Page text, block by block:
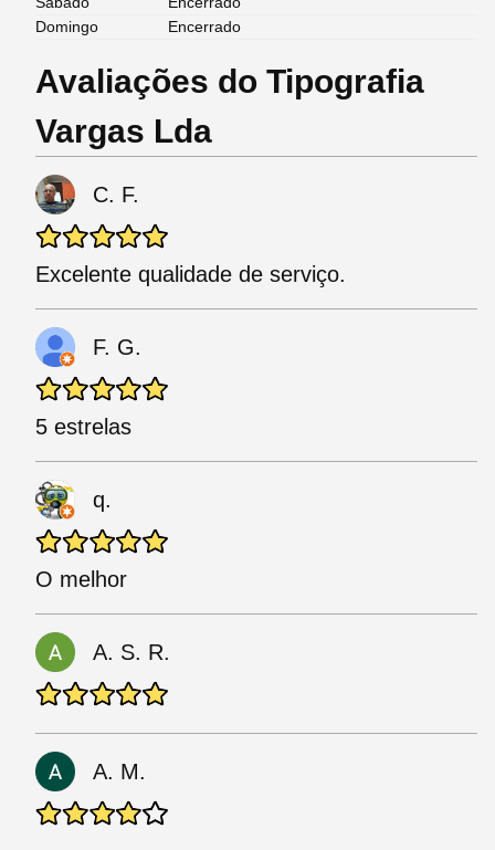
Domingo
Encerrado
Avaliações do Tipografia
Vargas Lda
C. F.
Excelente qualidade de serviço.
F. G.
5 estrelas
q.
O melhor
A. S. R.
A. M.